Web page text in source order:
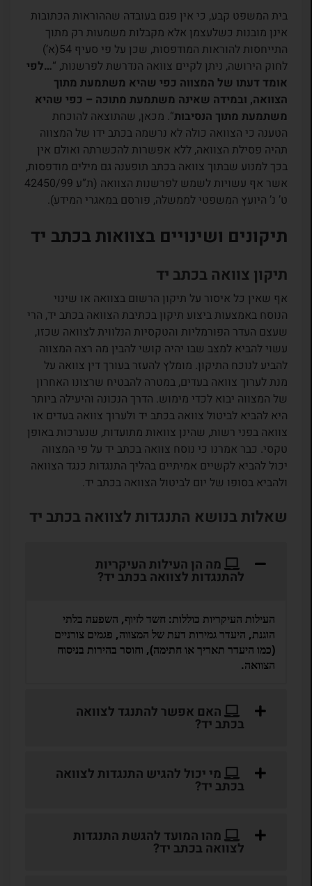
בית המשפט קבע, כי אין פגם בעובדה שההוראות הכתובות
אינן מובנות כשלעצמן אלא מקבלות משמעות רק מתוך
התייחסות להוראות המודפסות, שכן על פי סעיף 54(א’)
לחוק הירושה, ניתן לקיים צוואה הנדרשת לפרשנות, “…לפי
אומד דעתו של המצווה כפי שהיא משתמעת מתוך
הצוואה, ובמידה שאינה משתמעת מתוכה – כפי שהיא
משתמעת מתוך הנסיבות“. מכאן, שהתוצאה להוכחת
הטענה כי הצוואה כולה לא נרשמה בכתב ידו של המצווה
תהיה פסילת הצוואה, ללא אפשרות להכשרתה ואולם אין
בכך למנוע שבתוך צוואה בכתב תופענה גם מילים מודפסות,
אשר אף עשויות לשמש לפרשנות הצוואה (ת”ע 42450/99
ט’ נ’ היועץ המשפטי לממשלה, פורסם במאגרי המידע).
תיקונים ושינויים בצוואות בכתב יד
תיקון צוואה בכתב יד
אף שאין כל איסור על תיקון הרשום בצוואה או שינוי
הנוסח באמצעות ביצוע תיקון בכתיבת הצוואה בכתב יד, הרי
שעצם העדר הפורמליות והטקסיות הנלווית לצוואה שכזו,
עשוי להביא למצב שבו יהיה קושי להבין מה רצה המצווה
להביע לנוכח התיקון. מומלץ להעזר בעורך דין צוואה על
מנת לערוך צוואה בעדים, במטרה להבטיח שרצונו האחרון
של המצווה יבוא לכדי מימוש. הדרך הנכונה והיעילה ביותר
היא להביא לביטול צוואה בכתב יד ולערוך צוואה בעדים או
צוואה בפני רשות, שהינן צוואות מתועדות, שנערכות באופן
טקסי. כבר אמרנו כי נוסח צוואה בכתב יד על פי המצווה
יכול להביא לקשיים אמיתיים בהליך התנגדות כנגד הצוואה
ולהביא בסופו של יום לביטול הצוואה בכתב יד.
שאלות בנושא התנגדות לצוואה בכתב יד
מה הן העילות העיקריות
להתנגדות לצוואה בכתב יד?
העילות העיקריות כוללות: חשד לזיוף, השפעה בלתי
הוגנת, היעדר גמירות דעת של המצווה, פגמים צורניים
(כמו היעדר תאריך או חתימה), וחוסר בהירות בניסוח
הצוואה.
האם אפשר להתנגד לצוואה
בכתב יד?
מי יכול להגיש התנגדות לצוואה
בכתב יד?
מהו המועד להגשת התנגדות
לצוואה בכתב יד?